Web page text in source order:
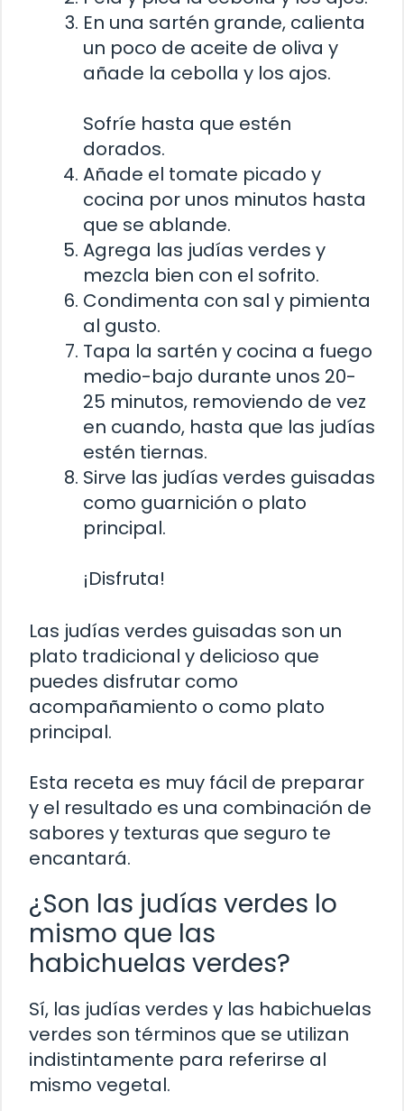
En una sartén grande, calienta
un poco de aceite de oliva y
añade la cebolla y los ajos.
Sofríe hasta que estén
dorados.
Añade el tomate picado y
cocina por unos minutos hasta
que se ablande.
Agrega las judías verdes y
mezcla bien con el sofrito.
Condimenta con sal y pimienta
al gusto.
Tapa la sartén y cocina a fuego
medio-bajo durante unos 20-
25 minutos, removiendo de vez
en cuando, hasta que las judías
estén tiernas.
Sirve las judías verdes guisadas
como guarnición o plato
principal.
¡Disfruta!
Las judías verdes guisadas son un
plato tradicional y delicioso que
puedes disfrutar como
acompañamiento o como plato
principal.
Esta receta es muy fácil de preparar
y el resultado es una combinación de
sabores y texturas que seguro te
encantará.
¿Son las judías verdes lo
mismo que las
habichuelas verdes?
Sí, las judías verdes y las habichuelas
verdes son términos que se utilizan
indistintamente para referirse al
mismo vegetal.